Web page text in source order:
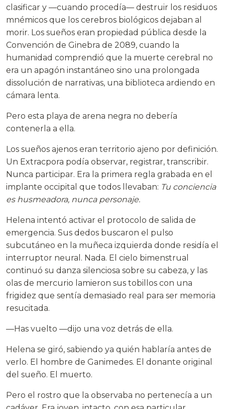
clasificar y —cuando procedía— destruir los residuos
mnémicos que los cerebros biológicos dejaban al
morir. Los sueños eran propiedad pública desde la
Convención de Ginebra de 2089, cuando la
humanidad comprendió que la muerte cerebral no
era un apagón instantáneo sino una prolongada
dissolución de narrativas, una biblioteca ardiendo en
cámara lenta.
Pero esta playa de arena negra no debería
contenerla a ella.
Los sueños ajenos eran territorio ajeno por definición.
Un Extracpora podía observar, registrar, transcribir.
Nunca participar. Era la primera regla grabada en el
implante occipital que todos llevaban: Tu conciencia
es husmeadora, nunca personaje.
Helena intentó activar el protocolo de salida de
emergencia. Sus dedos buscaron el pulso
subcutáneo en la muñeca izquierda donde residía el
interruptor neural. Nada. El cielo bimenstrual
continuó su danza silenciosa sobre su cabeza, y las
olas de mercurio lamieron sus tobillos con una
frigidez que sentía demasiado real para ser memoria
resucitada.
—Has vuelto —dijo una voz detrás de ella.
Helena se giró, sabiendo ya quién hablaría antes de
verlo. El hombre de Ganimedes. El donante original
del sueño. El muerto.
Pero el rostro que la observaba no pertenecía a un